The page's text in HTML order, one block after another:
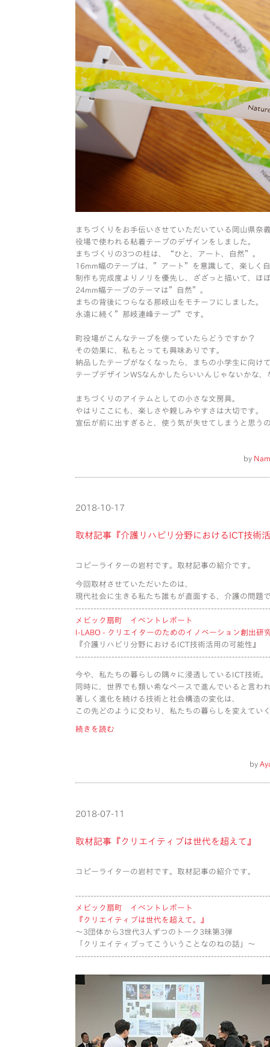
まちづくりをお手伝いさせていただいている岡山県奈
役場で使われる粘着テープのデザインをしました。
まちづくりの3つの柱は、“ひと、アート、自然”。
16mm幅のテープは、”アート”を意識して、楽しく
制作も完成度よりノリを優先し、ざざっと描いて、ほ
24mm幅テープのテーマは”自然”。
まちの背後につらなる那岐山をモチーフにしました。
永遠に続く”那岐連峰テープ”です。
町役場がこんなテープを使っていたらどうですか？
その効果に、私もとっても興味ありです。
納品したテープがなくなったら、まちの小学生に向け
テープデザインWSなんかしたらいいんじゃないかな
まちづくりのアイテムとしての小さな文房具。
やはりここにも、楽しさや親しみやすさは大切です。
宣伝が前に出すぎると、使う気が失せてしまうと思う
by
2018-10-17
取材記事『介護リハビリ分野におけるICT技術
コピーライターの岩村です。取材記事の紹介です。
今回取材させていただいたのは、
現代社会に生きる私たち誰もが直面する、介護の問題
メビック扇町 イベントレポート
I-LABO - クリエイターのためのイノベーション創出研
『介護リハビリ分野におけるICT技術活用の可能性』
今や、私たちの暮らしの隅々に浸透しているICT技術。
同時に、世界でも類い希なペースで進んでいると言わ
著しく進化を続ける技術と社会構造の変化は、
この先どのように交わり、私たちの暮らしを変えてい
続きを読む
by
2018-07-11
取材記事『クリエイティブは世代を超えて』
コピーライターの岩村です。取材記事の紹介です。
メビック扇町 イベントレポート
『クリエイティブは世代を超えて。』
〜3団体から3世代3人ずつのトーク3昧第3弾
「クリエイティブってこういうことなのねの話」〜